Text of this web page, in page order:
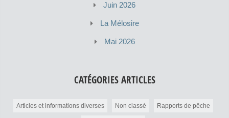
Juin 2026
La Mélosire
Mai 2026
CATÉGORIES ARTICLES
Articles et informations diverses Non classé Rapports de pêche